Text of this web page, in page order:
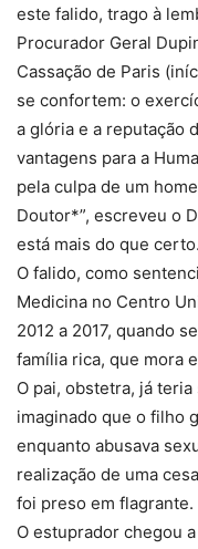
este falido, trago à
Procurador Geral
Cassação de Paris
se confortem: o
a glória e a reputação
vantagens para a
pela culpa de um
Doutor*”, escreveu o
está mais do que certo.
O falido, como
Medicina no Centro
2012 a 2017, quando
família rica, que mora
O pai, obstetra, já
imaginado que o filho
enquanto abusava
realização de uma
foi preso em flagrante.
O estuprador chegou